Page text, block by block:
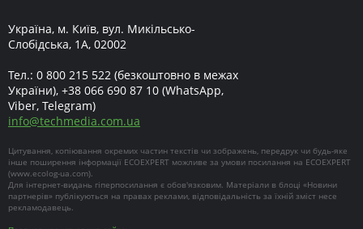
Україна, м. Київ, вул. Микільсько-
Слобідська, 1А, 02002
Тел.: 0 800 215 522 (безкоштовно в межах
України), +38 066 690 87 10 (WhatsApp,
Viber, Telegram)
info@techmedia.com.ua
Цитування, копіювання окремих частин текстів чи зображень, передрук чи будь-яке
інше поширення інформації ECOEXPERT можливе за умови посилання на ECOEXPERT
(www.ecolog-ua.com).
Для інтернет-видань гіперпосилання є обов'язковим. Матеріали в блоці «Новини
партнерів» публікуються на правах реклами, відповідальність за їхній зміст несе
рекламодавець.